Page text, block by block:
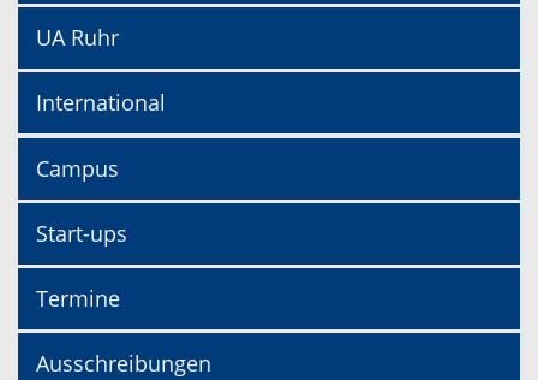
UA Ruhr
International
Campus
Start-ups
Termine
Ausschreibungen